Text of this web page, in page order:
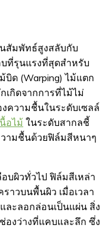
สัมพัทธ์สูงสลับกับ
ที่รุนแรงที่สุดสำหรับ
ด (Warping) ไม้แตก
เกิดจากการที่ไม้ไม่
ความชื้นในระดับเซลล์
อไม้ในระดับสากลชี้
ามชื้นด้วยฟิล์มสีหนาๆ
บผิวทั่วไป ฟิล์มสีเหล่า
าวบนพื้นผิว เมื่อเวลา
ละลอกล่อนเป็นแผ่น สิ่ง
องว่างที่แคบและลึก ซึ่ง